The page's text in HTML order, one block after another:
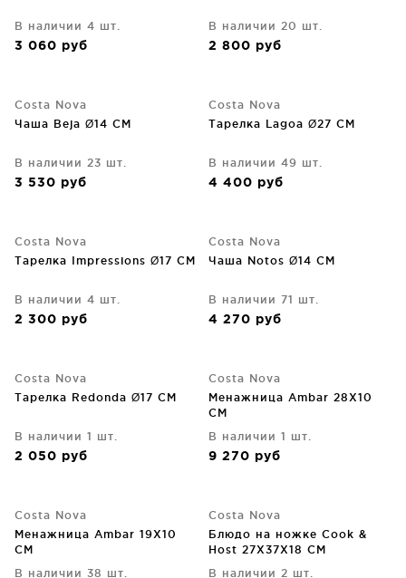
В наличии 4 шт.
3 060 руб
В наличии 20 шт.
2 800 руб
Costa Nova
Чаша Beja Ø14 CM
В наличии 23 шт.
3 530 руб
Costa Nova
Тарелка Lagoa Ø27 CM
В наличии 49 шт.
4 400 руб
Costa Nova
Тарелка Impressions Ø17 CM
В наличии 4 шт.
2 300 руб
Costa Nova
Чаша Notos Ø14 CM
В наличии 71 шт.
4 270 руб
Costa Nova
Тарелка Redonda Ø17 CM
В наличии 1 шт.
2 050 руб
Costa Nova
Менажница Ambar 28X10
CM
В наличии 1 шт.
9 270 руб
Costa Nova
Менажница Ambar 19X10
CM
В наличии 38 шт.
Costa Nova
Блюдо на ножке Cook &
Host 27X37X18 CM
В наличии 2 шт.